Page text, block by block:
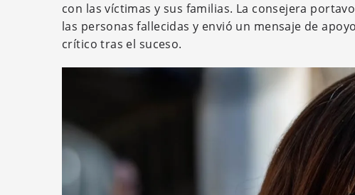
con las víctimas y sus familias. La consejera
las personas fallecidas y envió un mensaje de
crítico tras el suceso.